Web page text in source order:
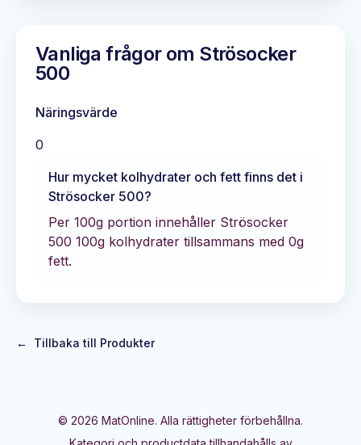
Vanliga frågor om Strösocker
500
Näringsvärde
0
Hur mycket kolhydrater och fett finns det i
Strösocker 500?
Per 100g portion innehåller Strösocker
500 100g kolhydrater tillsammans med 0g
fett.
← Tillbaka till Produkter
© 2026 MatOnline. Alla rättigheter förbehållna.